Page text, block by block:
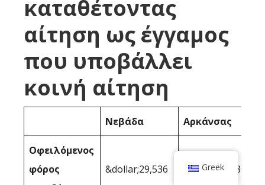
καταθέτοντας
αίτηση ως έγγαμος
που υποβάλλει
κοινή αίτηση
Νεβάδα Αρκάνσας
Οφειλόμενος
φόρος
&dollar;29,536 &dollar;40,080
Greek